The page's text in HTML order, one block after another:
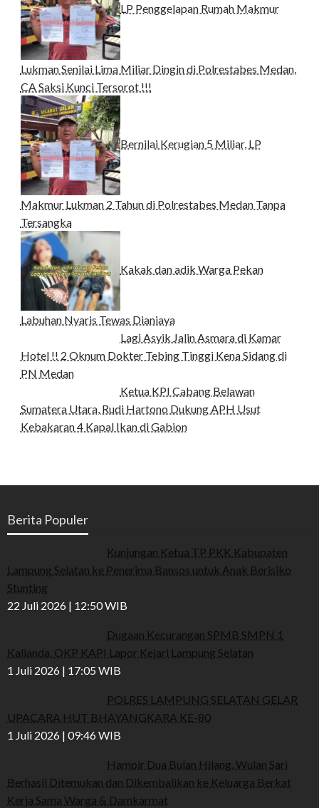
LP Penggelapan Rumah Makmur
Lukman Senilai Lima Miliar Dingin di Polrestabes Medan,
CA Saksi Kunci Tersorot !!!
Bernilai Kerugian 5 Miliar, LP
Makmur Lukman 2 Tahun di Polrestabes Medan Tanpa
Tersangka
Kakak dan adik Warga Pekan
Labuhan Nyaris Tewas Dianiaya
Lagi Asyik Jalin Asmara di Kamar
Hotel !! 2 Oknum Dokter Tebing Tinggi Kena Sidang di
PN Medan
Ketua KPI Cabang Belawan
Sumatera Utara, Rudi Hartono Dukung APH Usut
Kebakaran 4 Kapal Ikan di Gabion
Berita Populer
Kunjungan Ketua TP PKK Kabupaten
Lampung Selatan ke Penerima Bansos untuk Anak Berisiko
Stunting
22 Juli 2026 | 12:50 WIB
Dugaan Kecurangan SPMB SMPN 1
Kalianda, OKP KAPI Lapor Kejari Lampung Selatan
1 Juli 2026 | 17:05 WIB
POLRES LAMPUNG SELATAN GELAR
UPACARA HUT BHAYANGKARA KE-80
1 Juli 2026 | 09:46 WIB
Hampir Dua Bulan Hilang, Wulan Sari
Berhasil Ditemukan dan Dikembalikan ke Keluarga Berkat
Kerja Sama Warga & Damkarmat